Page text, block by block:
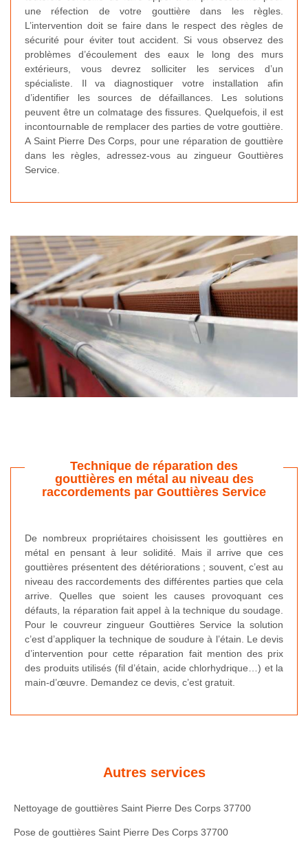
une réfection de votre gouttière dans les règles.
L’intervention doit se faire dans le respect des règles de
sécurité pour éviter tout accident. Si vous observez des
problèmes d’écoulement des eaux le long des murs
extérieurs, vous devrez solliciter les services d’un
spécialiste. Il va diagnostiquer votre installation afin
d’identifier les sources de défaillances. Les solutions
peuvent être un colmatage des fissures. Quelquefois, il est
incontournable de remplacer des parties de votre gouttière.
A Saint Pierre Des Corps, pour une réparation de gouttière
dans les règles, adressez-vous au zingueur Gouttières
Service.
Technique de réparation des
gouttières en métal au niveau des
raccordements par Gouttières Service
De nombreux propriétaires choisissent les gouttières en
métal en pensant à leur solidité. Mais il arrive que ces
gouttières présentent des détériorations ; souvent, c’est au
niveau des raccordements des différentes parties que cela
arrive. Quelles que soient les causes provoquant ces
défauts, la réparation fait appel à la technique du soudage.
Pour le couvreur zingueur Gouttières Service la solution
c’est d’appliquer la technique de soudure à l’étain. Le devis
d’intervention pour cette réparation fait mention des prix
des produits utilisés (fil d’étain, acide chlorhydrique…) et la
main-d’œuvre. Demandez ce devis, c’est gratuit.
Autres services
Nettoyage de gouttières Saint Pierre Des Corps 37700
Pose de gouttières Saint Pierre Des Corps 37700